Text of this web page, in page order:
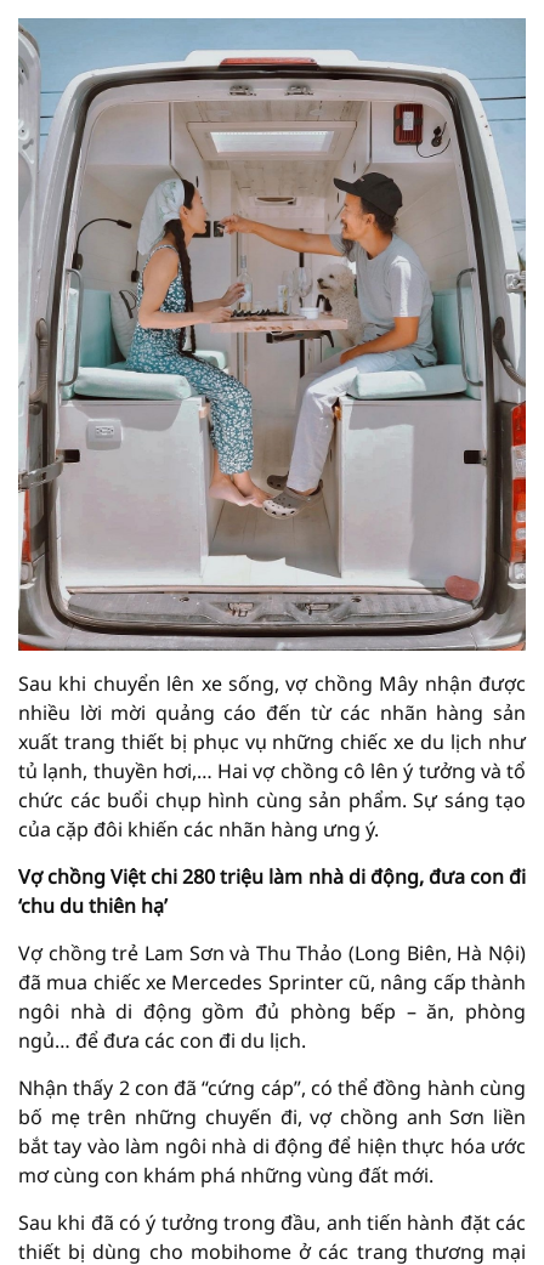
Sau khi chuyển lên xe sống, vợ chồng Mây nhận được
nhiều lời mời quảng cáo đến từ các nhãn hàng sản
xuất trang thiết bị phục vụ những chiếc xe du lịch như
tủ lạnh, thuyền hơi,… Hai vợ chồng cô lên ý tưởng và tổ
chức các buổi chụp hình cùng sản phẩm. Sự sáng tạo
của cặp đôi khiến các nhãn hàng ưng ý.
Vợ chồng Việt chi 280 triệu làm nhà di động, đưa con đi
‘chu du thiên hạ’
Vợ chồng trẻ Lam Sơn và Thu Thảo (Long Biên, Hà Nội)
đã mua chiếc xe Mercedes Sprinter cũ, nâng cấp thành
ngôi nhà di động gồm đủ phòng bếp – ăn, phòng
ngủ… để đưa các con đi du lịch.
Nhận thấy 2 con đã “cứng cáp”, có thể đồng hành cùng
bố mẹ trên những chuyến đi, vợ chồng anh Sơn liền
bắt tay vào làm ngôi nhà di động để hiện thực hóa ước
mơ cùng con khám phá những vùng đất mới.
Sau khi đã có ý tưởng trong đầu, anh tiến hành đặt các
thiết bị dùng cho mobihome ở các trang thương mại